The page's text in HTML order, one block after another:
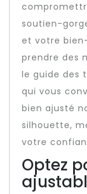
soutien-
et votre
prendre des
le guide des
qui vous
bien ajusté
silhouette,
votre
Optez